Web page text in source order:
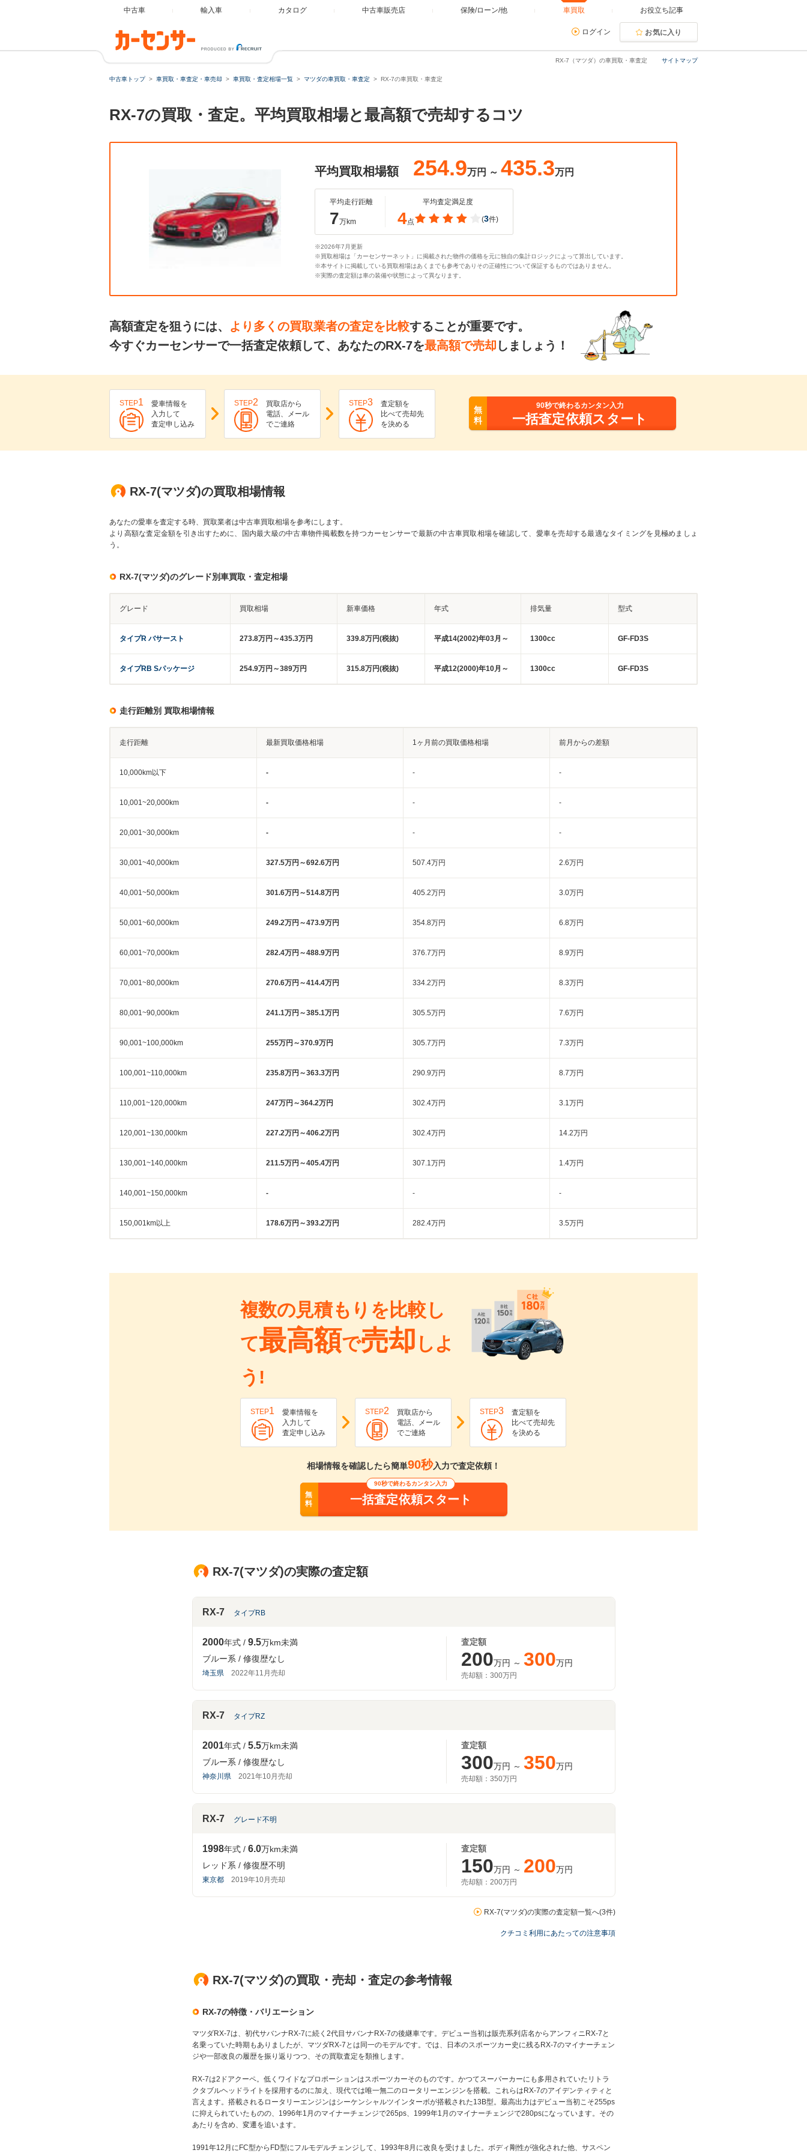
中古車 輸入車 カタログ 中古車販売店 保険/ローン/他 車買取 お役立ち記事
ログイン お気に入り
サイトマップ
RX-7（マツダ）の車買取・車査定
中古車トップ 車買取・車査定・車売却 車買取・査定相場一覧 マツダの車買取・車査定 RX-7の車買取・車査定
RX-7の買取・査定。平均買取相場と最高額で売却するコツ
平均買取相場額 254.9万円 ～ 435.3万円
平均走行距離
7万km
平均査定満足度
4点 (3件)
※2026年7月更新
※買取相場は「カーセンサーネット」に掲載された物件の価格を元に独自の集計ロジックによって算出しています。
※本サイトに掲載している買取相場はあくまでも参考でありその正確性について保証するものではありません。
※実際の査定額は車の装備や状態によって異なります。
高額査定を狙うには、 より多くの買取業者の査定を比較することが重要です。
今すぐカーセンサーで一括査定依頼して、あなたのRX-7を最高額で売却 しましょう！
STEP1
愛車情報を
入力して
査定申し込み
STEP2
買取店から
電話、メール
でご連絡
STEP3
査定額を
比べて売却先
を決める
無
料
90秒で終わるカンタン入力
一括査定依頼スタート
RX-7(マツダ)の買取相場情報
あなたの愛車を査定する時、買取業者は中古車買取相場を参考にします。
より高額な査定金額を引き出すために、国内最大級の中古車物件掲載数を持つカーセンサーで最新の中古車買取相場を確認して、愛車を売却する最適なタイミングを見極めましょ
う。
RX-7(マツダ)のグレード別車買取・査定相場
グレード 買取相場 新車価格 年式 排気量 型式
タイプR バサースト 273.8万円～435.3万円 339.8万円(税抜) 平成14(2002)年03月～ 1300cc GF-FD3S
タイプRB Sパッケージ 254.9万円～389万円 315.8万円(税抜) 平成12(2000)年10月～ 1300cc GF-FD3S
走行距離別 買取相場情報
走行距離 最新買取価格相場 1ヶ月前の買取価格相場 前月からの差額
10,000km以下 - - -
10,001~20,000km - - -
20,001~30,000km - - -
30,001~40,000km 327.5万円～692.6万円 507.4万円 2.6万円
40,001~50,000km 301.6万円～514.8万円 405.2万円 3.0万円
50,001~60,000km 249.2万円～473.9万円 354.8万円 6.8万円
60,001~70,000km 282.4万円～488.9万円 376.7万円 8.9万円
70,001~80,000km 270.6万円～414.4万円 334.2万円 8.3万円
80,001~90,000km 241.1万円～385.1万円 305.5万円 7.6万円
90,001~100,000km 255万円～370.9万円 305.7万円 7.3万円
100,001~110,000km 235.8万円～363.3万円 290.9万円 8.7万円
110,001~120,000km 247万円～364.2万円 302.4万円 3.1万円
120,001~130,000km 227.2万円～406.2万円 302.4万円 14.2万円
130,001~140,000km 211.5万円～405.4万円 307.1万円 1.4万円
140,001~150,000km - - -
150,001km以上 178.6万円～393.2万円 282.4万円 3.5万円
複数の見積もりを比較し
て最高額で売却 しよ
う!
STEP1
愛車情報を
入力して
査定申し込み
STEP2
買取店から
電話、メール
でご連絡
STEP3
査定額を
比べて売却先
を決める
相場情報を確認したら簡単90秒入力で査定依頼！
無
料
90秒で終わるカンタン入力
一括査定依頼スタート
RX-7(マツダ)の実際の査定額
RX-7 タイプRB
2000年式 9.5万km未満
ブルー系
修復歴なし
埼玉県 2022年11月売却
査定額
200万円 ～ 300万円
売却額： 300万円
RX-7 タイプRZ
2001年式 5.5万km未満
ブルー系
修復歴なし
神奈川県 2021年10月売却
査定額
300万円 ～ 350万円
売却額： 350万円
RX-7 グレード不明
1998年式 6.0万km未満
レッド系
修復歴不明
東京都 2019年10月売却
査定額
150万円 ～ 200万円
売却額： 200万円
RX-7(マツダ)の実際の査定額一覧へ(3件)
クチコミ利用にあたっての注意事項
RX-7(マツダ)の買取・売却・査定の参考情報
RX-7の特徴・バリエーション
マツダRX-7は、初代サバンナRX-7に続く2代目サバンナRX-7の後継車です。デビュー当初は販売系列店名からアンフィニRX-7と
名乗っていた時期もありましたが、マツダRX-7とは同一のモデルです。では、日本のスポーツカー史に残るRX-7のマイナーチェン
ジや一部改良の履歴を振り返りつつ、その買取査定を類推します。
RX-7は2ドアクーペ。低くワイドなプロポーションはスポーツカーそのものです。かつてスーパーカーにも多用されていたリトラ
クタブルヘッドライトを採用するのに加え、現代では唯一無二のロータリーエンジンを搭載。これらはRX-7のアイデンティティと
言えます。搭載されるロータリーエンジンはシーケンシャルツインターボが搭載された13B型。最高出力はデビュー当初こそ255ps
に抑えられていたものの、1996年1月のマイナーチェンジで265ps、1999年1月のマイナーチェンジで280psになっています。その
あたりを含め、変遷を追います。
1991年12月にFC型からFD型にフルモデルチェンジして、1993年8月に改良を受けました。ボディ剛性が強化された他、サスペン